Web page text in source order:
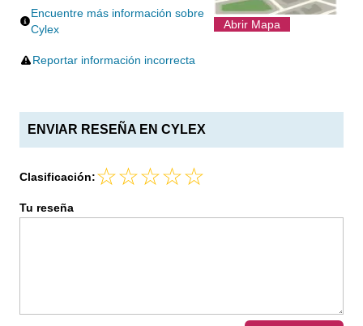
Encuentre más información sobre
Cylex
Reportar información incorrecta
Abrir Mapa
ENVIAR RESEÑA EN CYLEX
Clasificación:
Tu reseña